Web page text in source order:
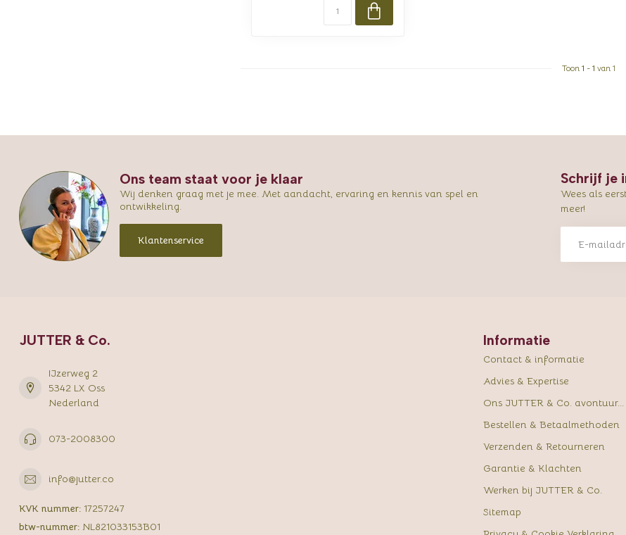
Toon 1 - 1 van 1
Ons team staat voor je klaar
Wij denken graag met je mee. Met aandacht, ervaring en kennis van spel en
ontwikkeling.
Klantenservice
Schrijf je
Wees als
meer!
JUTTER & Co.
IJzerweg 2
5342 LX Oss
Nederland
073-2008300
info@jutter.co
KVK nummer: 17257247
btw-nummer: NL821033153B01
Informatie
Contact & informatie
Advies & Expertise
Ons JUTTER & Co. avontuur...
Bestellen & Betaalmethoden
Verzenden & Retourneren
Garantie & Klachten
Werken bij JUTTER & Co.
Sitemap